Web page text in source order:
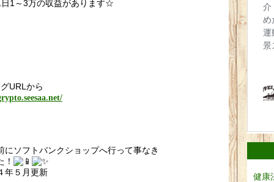
1～3万の収益があります☆
URLから
にソフトバンクショップへ行って事なき
！
年５月更新
健康